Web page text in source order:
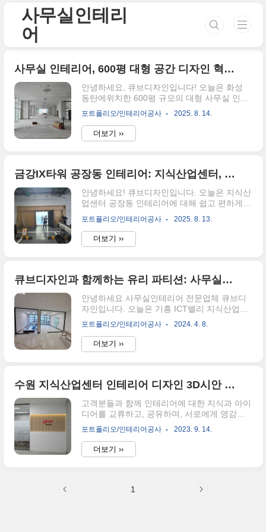
사무실인테리
어
사무실 인테리어, 600평 대형 공간 디자인 혁신 (첫 단추)
안녕하세요, 큐브디자인입니다! 오늘은 화성
동탄에위치한 600평 규모의 대형 사무실 인테
리어 현장을 사진과 함께 소개해 드릴게요. 동
탄 실리콘엘리 에서 공사의뢰가들어와 진행한
현장입니다이번 프로젝트는 기업의 정체성을
반영하고, 직원들의 효율적인 업무 환경을 만
습입니다. 인테리어공사 시작 전, 가장 먼저 기
했습니다. 복도, 화장실 등 오가는 동선과 주요
시설이 손상되지 않도록 바닥과 벽면에는 먼지
와 오염을 줄일 수 있는 보양재를 꼼꼼하게 시
거와 시공이 원활하게 진행됩니다. 보양이 완
료된 후에는 기존 구조물과 마감재를 철거하여
포트폴리오/인테리어공사 2025. 8. 14.
더보기 ››
금강IX타워 공장동 인테리어: 지식산업센터, 쾌적한 작업 환경 조성을 위한 디자인사례
안녕하세요! 큐브디자인입니다. 오늘은 지식산
업센터 공장동 인테리어에 대해 쉽고 편하게
알려드릴게요. 사무실이 꼭 칙칙하고 딱딱할
필요는 없잖아요! 멋진 디자인으로 회사 이미
지도 한층 업! 직원들의 업무 만족도도 쑥쑥 올
려볼 수 있답니다😊사진 속 공간은 현재 비어
기본 마감만 되어 있어 앞으로 다양한 인테리
간 자체가 깔끔하고 넓어 활용도에 따라 다양
한 디자인 연출이 기대됩니다!파사드 작업을
시작하기 전에 가장 먼저 하는 일은 ‘목공 기초
수 있도록 단단한 틀을 만드는 과정이죠. 목재
로 견고한 틀을 만들어야 필름이 깔끔..
포트폴리오/인테리어공사 2025. 8. 13.
더보기 ››
큐브디자인과 함께하는 유리 파티션: 사무실칸막이 혁신 전략
안녕하세요 사무실인테리어 전문업체 큐브디
자인입니다. 오늘은 기흥 ICT밸리 지식산업센
터 안 유리파티션과 내부아트월 및 전반작인
인테리어 공사를 맡겨주신 현장을 소개해드리
겠습니다. 제일먼저 가벽이 생길부분에 목공을
이용하여 골조를 잡아준 뒤 석고벽을 치고 도
카자국과 이음세 부분을 퍼티로 면을잡습니다.
을 차단합니다. 목공을 이용하여 유리틀을 잡
아주고 유리를 끼우고 문을 달아 마무리합니
다. 바닥의 데코타일과 콤비블라인드의 마감사
기존 데코타일보다 2mm정도 높기때문에 전용
마감재를 활용하여 마감하여주고, 연그레이톤
포트폴리오/인테리어공사 2024. 4. 8.
더보기 ››
수원 지식산업센터 인테리어 디자인 3D시안 작업
고객분들과 함께 인테리어에 대한 지식과 아이
디어를 교류하고, 공유하며, 서로에게 영감을
주고받을 수 있는 공간이 되기를 바랍니다! 인
테리어 3D 제안은 인테리어 디자인 프로젝트
를 계획하고 시각화하는 중요한 단계입니다2D
도면이나 설명만으로는 공간의 레이아웃, 색
공합니다 모든 이해당사자가 동일한 시각적 참
포트폴리오/인테리어공사 2023. 9. 14.
더보기 ››
1